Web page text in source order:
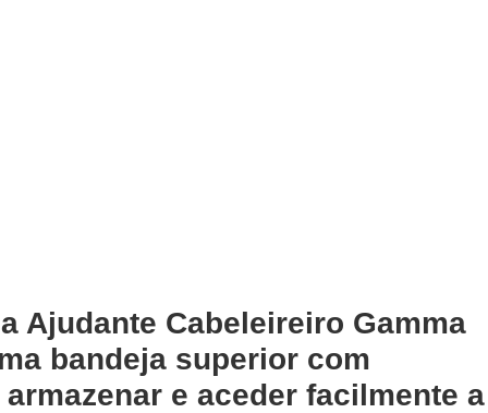
Ajudante Cabeleireiro Gamma
bandeja superior com
e aceder facilmente a